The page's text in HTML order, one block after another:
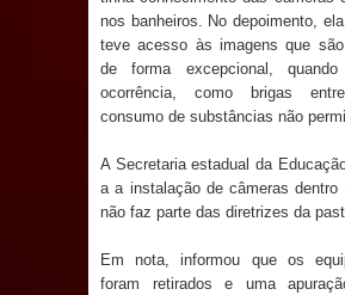
Santana
Saúde Bucal: Mais de
dentárias já foram
Prefeitura de Sapé em
Caldas Brandão:
Santana 2026 será
nos banheiros. No depoimento,
teve acesso às imagens que
de forma excepcional,
ocorrência, como brigas
consumo de substâncias não
A Secretaria estadual da
a a instalação de câmeras dentro
não faz parte das diretrizes da
Em nota, informou que os
foram retirados e uma